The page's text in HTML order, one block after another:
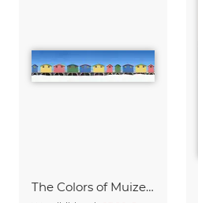
The Colors of Muizenberg